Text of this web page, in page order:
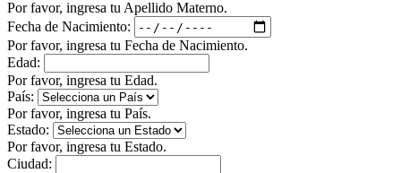
Por favor, ingresa tu Apellido Materno.
Fecha de Nacimiento:
Por favor, ingresa tu Fecha de Nacimiento.
Edad:
Por favor, ingresa tu Edad.
País:
Por favor, ingresa tu País.
Estado:
Por favor, ingresa tu Estado.
Ciudad: